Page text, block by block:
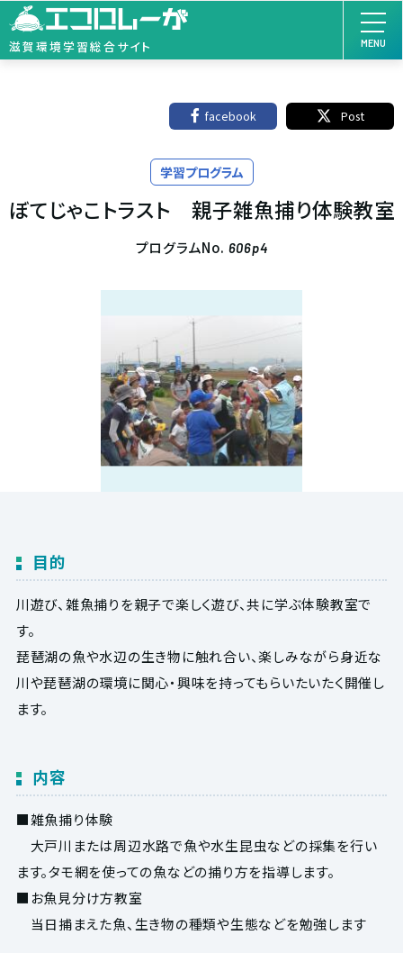
滋賀環境学習総合サイト MENU
facebook Post
学習プログラム
ぼてじゃこトラスト 親子雑魚捕り体験教室
プログラムNo. 606p4
目的
川遊び、雑魚捕りを親子で楽しく遊び、共に学ぶ体験教室で
す。
琵琶湖の魚や水辺の生き物に触れ合い、楽しみながら身近な
川や琵琶湖の環境に関心・興味を持ってもらいたいたく開催し
ます。
内容
■雑魚捕り体験
大戸川または周辺水路で魚や水生昆虫などの採集を行い
ます。タモ網を使っての魚などの捕り方を指導します。
■お魚見分け方教室
当日捕まえた魚、生き物の種類や生態などを勉強します